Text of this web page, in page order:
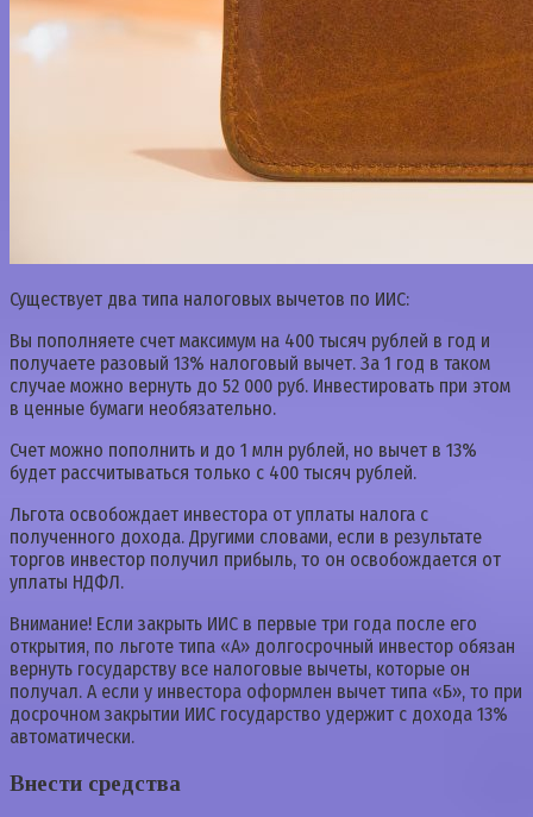
Существует два типа налоговых вычетов по ИИС:
Вы пополняете счет максимум на 400 тысяч рублей в год и
получаете разовый 13% налоговый вычет. За 1 год в таком
случае можно вернуть до 52 000 руб. Инвестировать при этом
в ценные бумаги необязательно.
Счет можно пополнить и до 1 млн рублей, но вычет в 13%
будет рассчитываться только с 400 тысяч рублей.
Льгота освобождает инвестора от уплаты налога с
полученного дохода. Другими словами, если в результате
торгов инвестор получил прибыль, то он освобождается от
уплаты НДФЛ.
Внимание! Если закрыть ИИС в первые три года после его
открытия, по льготе типа «А» долгосрочный инвестор обязан
вернуть государству все налоговые вычеты, которые он
получал. А если у инвестора оформлен вычет типа «Б», то при
досрочном закрытии ИИС государство удержит с дохода 13%
автоматически.
Внести средства